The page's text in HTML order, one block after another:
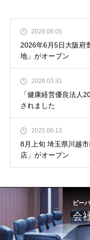
2026.06.05
2026年6月5日大阪府
地」がオープン
2026.03.31
「健康経営優良法人
されました
2025.06.13
8月上旬 埼玉県川越
店」がオープン
ビー
会